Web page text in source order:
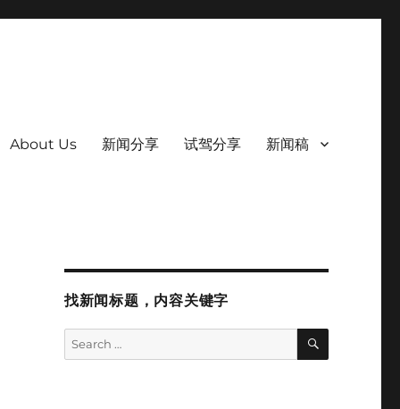
About Us 新闻分享 试驾分享 新闻稿
找新闻标题，内容关键字
Search
for:
SEARCH